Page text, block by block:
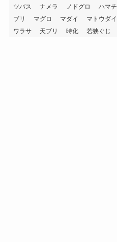
ツバス ナメラ ノドグロ ハマチ
ブリ
マグロ マダイ マトウダイ
ワラサ
天ブリ 時化 若狭ぐじ